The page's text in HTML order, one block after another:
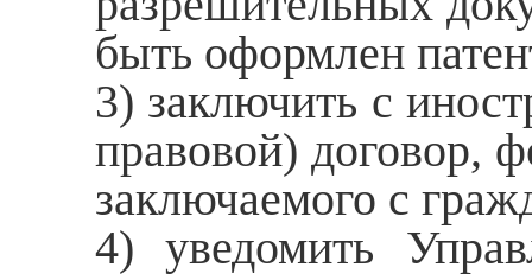
быть оформлен
3) заключить с
правовой) договор,
заключаемого с
4) уведомить